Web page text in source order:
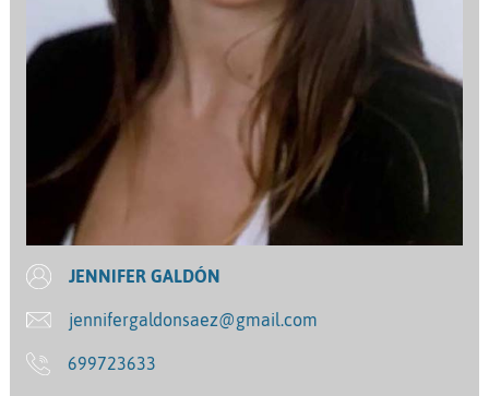
JENNIFER GALDÓN
jennifergaldonsaez@gmail.com
699723633